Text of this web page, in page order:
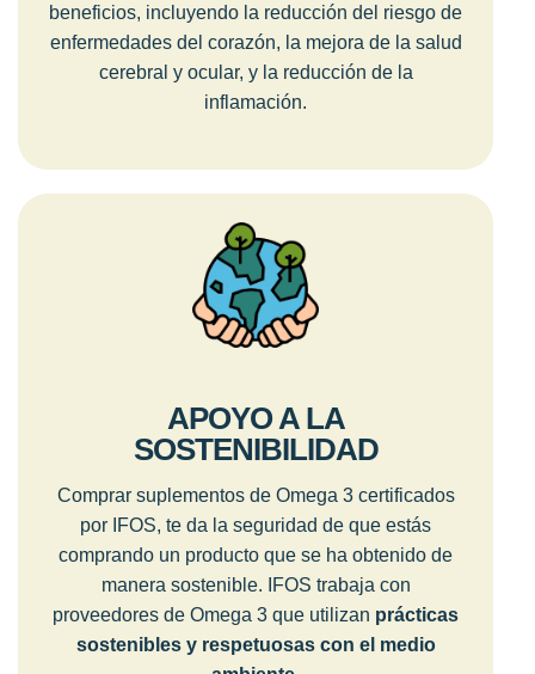
beneficios, incluyendo la reducción del riesgo de
enfermedades del corazón, la mejora de la salud
cerebral y ocular, y la reducción de la
inflamación.
APOYO A LA
SOSTENIBILIDAD
Comprar suplementos de Omega 3 certificados
por IFOS, te da la seguridad de que estás
comprando un producto que se ha obtenido de
manera sostenible. IFOS trabaja con
proveedores de Omega 3 que utilizan prácticas
sostenibles y respetuosas con el medio